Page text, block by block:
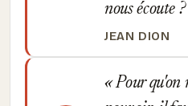
nous écoute ?
JEAN DION
Pour qu'on